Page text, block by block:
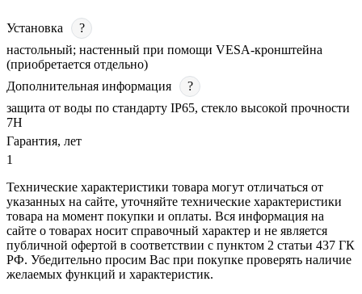
Установка
?
настольный; настенный при помощи VESA-кронштейна
(приобретается отдельно)
Дополнительная информация
?
защита от воды по стандарту IP65, стекло высокой прочности
7H
Гарантия, лет
1
Технические характеристики товара могут отличаться от
указанных на сайте, уточняйте технические характеристики
товара на момент покупки и оплаты. Вся информация на
сайте о товарах носит справочный характер и не является
публичной офертой в соответствии с пунктом 2 статьи 437 ГК
РФ. Убедительно просим Вас при покупке проверять наличие
желаемых функций и характеристик.